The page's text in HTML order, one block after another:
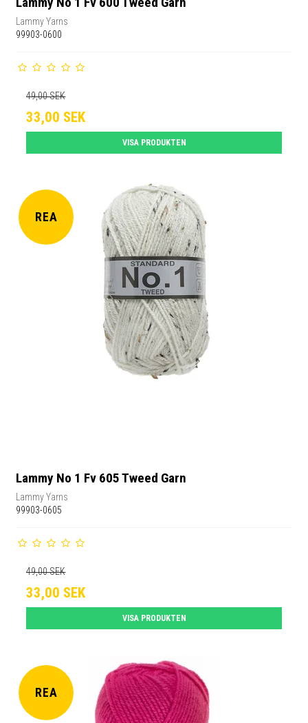
Lammy Yarns
99903-0600
49,00 SEK
33,00 SEK
VISA PRODUKTEN
REA
Lammy No 1 Fv 605 Tweed Garn
Lammy Yarns
99903-0605
49,00 SEK
33,00 SEK
VISA PRODUKTEN
REA